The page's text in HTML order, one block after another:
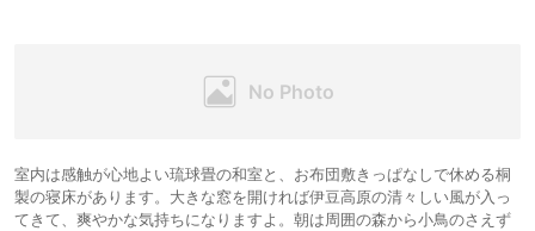
室内は感触が心地よい琉球畳の和室と、お布団敷きっぱなしで休める桐
製の寝床があります。大きな窓を開ければ伊豆高原の清々しい風が入っ
てきて、爽やかな気持ちになりますよ。朝は周囲の森から小鳥のさえず